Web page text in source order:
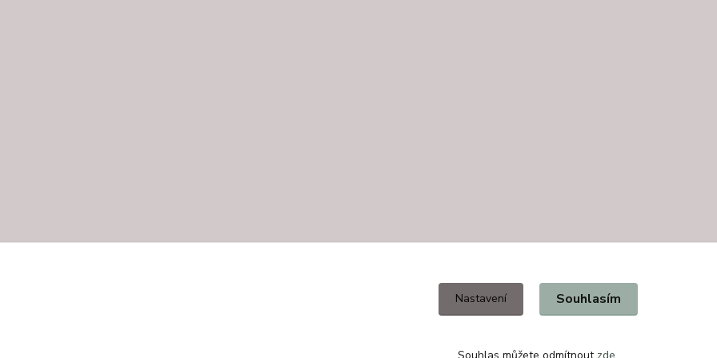
Nastavení Souhlasím